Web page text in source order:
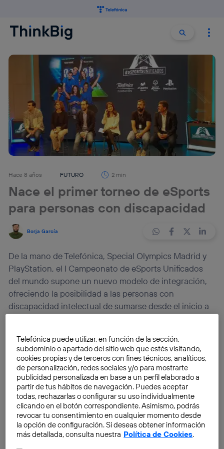
Buscar
Hace 8 años FUTURO 2 min
Nace el primer torneo de eSports
para personas con discapacidad
Borja García
De la mano de Telefónica, Special Olympics Madrid y
PlayStation, el I Campeonato de eSports Unificados
del mundo supone un nuevo modelo de integración,
ofreciendo la posibilidad a las personas con
discapacidad intelectual de sumarse desde el inicio a
Tras la puesta en marcha de la primera edición de
Movistar eSports SeriesyMovistar Riders
Academy,el próximo 2 de junio llegará a Madrid el I
Campeonato de #eSportsUnificados del mundo, un
torneo en el que participarán 64 jugadores, con y sin
discapacidad intelectual, junto a 30 voluntarios de
Telefónica.
En suma, esta nueva modalidad de juego dentro de
Telefónica puede utilizar, en función de la sección,
subdominio o apartado del sitio web que estés visitando,
cookies propias y de terceros con fines técnicos, analíticos,
de personalización, redes sociales y/o para mostrarte
publicidad personalizada en base a un perfil elaborado a
partir de tus hábitos de navegación. Puedes aceptar
todas, rechazarlas o configurar su uso individualmente
clicando en el botón correspondiente. Asimismo, podrás
revocar tu consentimiento en cualquier momento desde
la opción de configuración. Si deseas obtener información
más detallada, consulta nuestra Política de Cookies.